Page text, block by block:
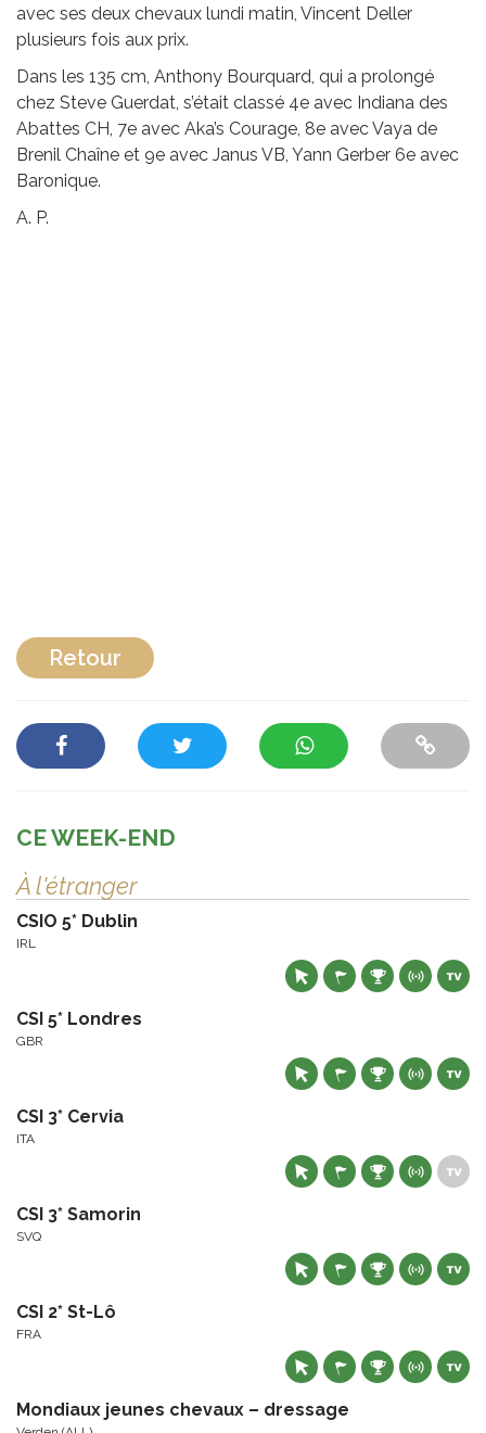
avec ses deux chevaux lundi matin, Vincent Deller
plusieurs fois aux prix.
Dans les 135 cm, Anthony Bourquard, qui a prolongé
chez Steve Guerdat, s’était classé 4e avec Indiana des
Abattes CH, 7e avec Aka’s Courage, 8e avec Vaya de
Brenil Chaîne et 9e avec Janus VB, Yann Gerber 6e avec
Baronique.
A. P.
Retour
CE WEEK-END
À l'étranger
CSIO 5* Dublin
IRL
CSI 5* Londres
GBR
CSI 3* Cervia
ITA
CSI 3* Samorin
SVQ
CSI 2* St-Lô
FRA
Mondiaux jeunes chevaux – dressage